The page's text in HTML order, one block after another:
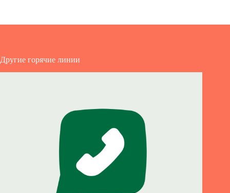
Другие горячие линии